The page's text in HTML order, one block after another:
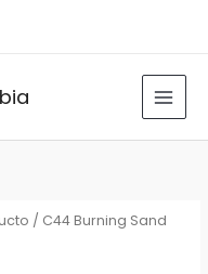
/ C44 Burning Sand